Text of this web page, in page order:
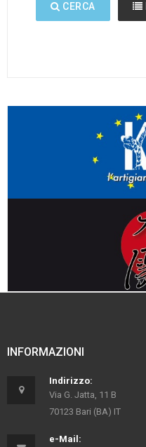
CERCA
INFORMAZIONI
Indirizzo:
Via G. Jatta, 11 B
70123 Bari (BA) IT
e-Mail: